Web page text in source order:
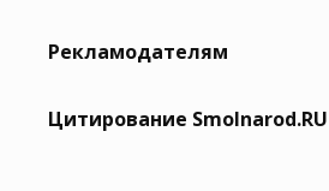
Рекламодателям
Цитирование Smolnarod.RU